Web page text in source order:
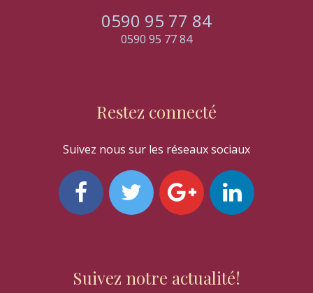
0590 95 77 84
0590 95 77 84
Restez connecté
Suivez nous sur les réseaux sociaux
Suivez notre actualité!